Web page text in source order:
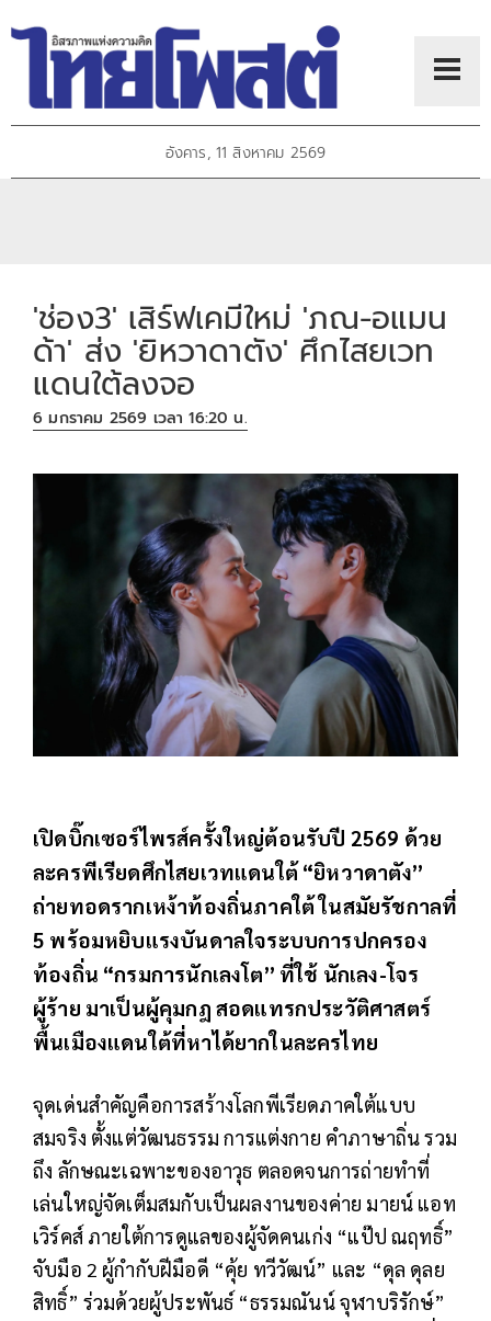
อังคาร, 11 สิงหาคม 2569
'ช่อง3' เสิร์ฟเคมีใหม่ 'ภณ-อแมน
ด้า' ส่ง 'ยิหวาดาตัง' ศึกไสยเวท
แดนใต้ลงจอ
6 มกราคม 2569 เวลา 16:20 น.
เปิดบิ๊กเซอร์ไพรส์ครั้งใหญ่ต้อนรับปี 2569 ด้วย
ละครพีเรียดศึกไสยเวทแดนใต้ “ยิหวาดาตัง”
ถ่ายทอดรากเหง้าท้องถิ่นภาคใต้ ในสมัยรัชกาลที่
5 พร้อมหยิบแรงบันดาลใจระบบการปกครอง
ท้องถิ่น “กรมการนักเลงโต” ที่ใช้ นักเลง-โจร
ผู้ร้าย มาเป็นผู้คุมกฎ สอดแทรกประวัติศาสตร์
พื้นเมืองแดนใต้ที่หาได้ยากในละครไทย
จุดเด่นสำคัญคือการสร้างโลกพีเรียดภาคใต้แบบ
สมจริง ตั้งแต่วัฒนธรรม การแต่งกาย คำภาษาถิ่น รวม
ถึง ลักษณะเฉพาะของอาวุธ ตลอดจนการถ่ายทำที่
เล่นใหญ่จัดเต็มสมกับเป็นผลงานของค่าย มายน์ แอท
เวิร์คส์ ภายใต้การดูแลของผู้จัดคนเก่ง “แป๊ป ณฤทธิ์”
จับมือ 2 ผู้กำกับฝีมือดี “คุ้ย ทวีวัฒน์” และ “ดุล ดุลย
สิทธิ์” ร่วมด้วยผู้ประพันธ์ “ธรรมณันน์ จุฬาบริรักษ์”